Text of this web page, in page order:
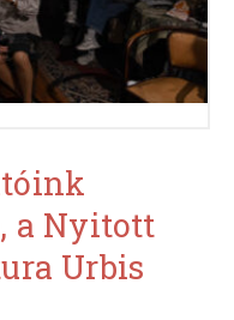
a Nyitott
Urbis